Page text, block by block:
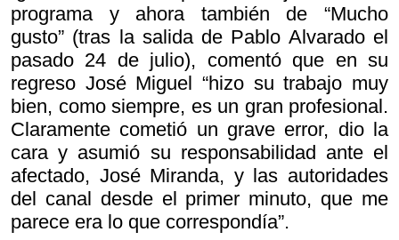
programa y ahora también de “Mucho
gusto” (tras la salida de Pablo Alvarado el
pasado 24 de julio), comentó que en su
regreso José Miguel “hizo su trabajo muy
bien, como siempre, es un gran profesional.
Claramente cometió un grave error, dio la
cara y asumió su responsabilidad ante el
afectado, José Miranda, y las autoridades
del canal desde el primer minuto, que me
parece era lo que correspondía”.